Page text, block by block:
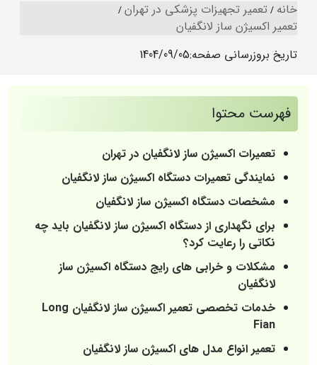
خانه تعمیر تجهیزات پزشکی در تهران
تعمیر اکسیژن ساز لانگفیان
تاریخ بروزرسانی صفحه:1404/09/05
فهرست محتوا
تعمیرات اکسیژن ساز لانگفیان در تهران
نمایندگی تعمیرات دستگاه اکسیژن ساز لانگفیان
مشخصات دستگاه اکسیژن ساز لانگفیان
برای نگهداری از دستگاه اکسیژن ساز لانگفیان باید چه
نکاتی را رعایت کرد؟
مشکلات و خرابی های رایج دستگاه اکسیژن ساز
لانگفیان
خدمات تخصصی تعمیر اکسیژن ساز لانگفیان Long
Fian
تعمیر انواع مدل های اکسیژن ساز لانگفیان